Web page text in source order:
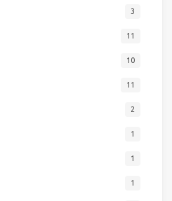
3
11
10
11
2
1
1
1